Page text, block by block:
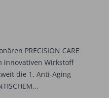
PRECISION CARE
innovativen Wirkstoff
die 1. Anti-Aging